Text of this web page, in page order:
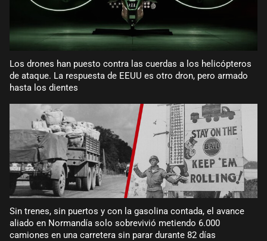
Los drones han puesto contra las cuerdas a los helicópteros
de ataque. La respuesta de EEUU es otro dron, pero armado
hasta los dientes
Sin trenes, sin puertos y con la gasolina contada, el avance
aliado en Normandía solo sobrevivió metiendo 6.000
camiones en una carretera sin parar durante 82 días